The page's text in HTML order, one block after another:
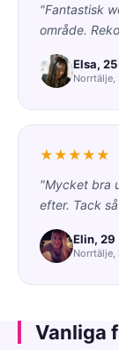
"Fantastisk
område.
Elsa, 25
Norrtälje,
★★★★★
"Mycket bra
efter. Tack
Elin, 29
Norrtälje,
Vanliga